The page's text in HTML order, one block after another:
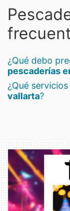
¿qué debo
pescaderías
¿qué
vallarta?